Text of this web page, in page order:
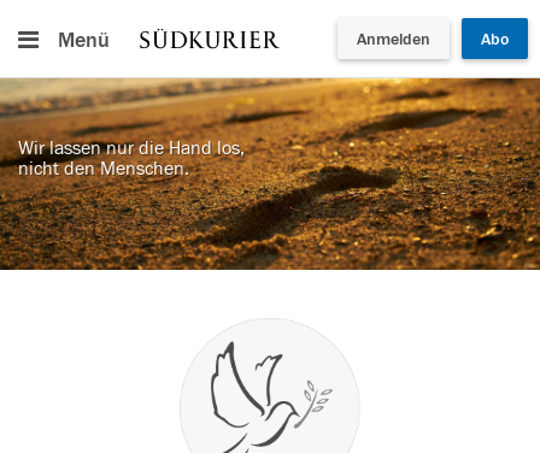
Menü Anmelden Abo
Wir lassen nur die Hand los,
nicht den Menschen.